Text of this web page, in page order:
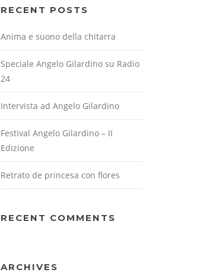
RECENT POSTS
Anima e suono della chitarra
Speciale Angelo Gilardino su Radio
24
Intervista ad Angelo Gilardino
Festival Angelo Gilardino – II
Edizione
Retrato de princesa con flores
RECENT COMMENTS
ARCHIVES